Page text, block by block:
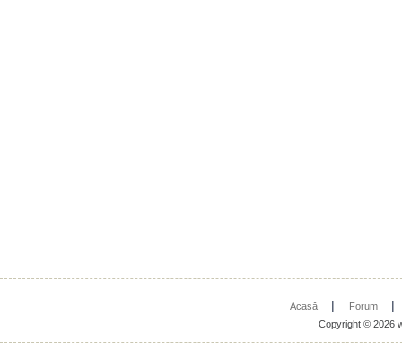
Acasă | Forum
Copyright © 2026